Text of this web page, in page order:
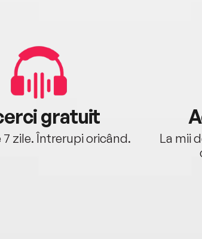
gratuit
zile. Întrerupi oricând.
La mii